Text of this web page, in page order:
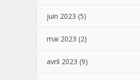
juin 2023 (5)
mai 2023 (2)
avril 2023 (9)